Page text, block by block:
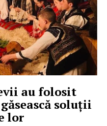
au folosit
soluții
lor